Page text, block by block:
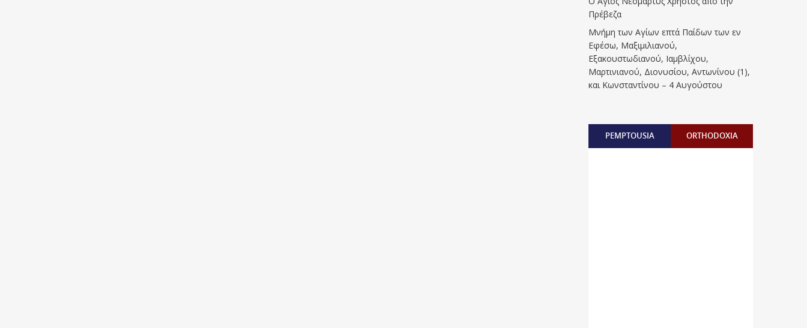
Πρέβεζα
Μνήμη των Aγίων επτά Παίδων των εν
Eφέσω, Mαξιμιλιανού,
Eξακουστωδιανού, Iαμβλίχου,
Mαρτινιανού, Διονυσίου, Aντωνίνου (1),
και Kωνσταντίνου – 4 Αυγούστου
PEMPTOUSIA ORTHODOXIA